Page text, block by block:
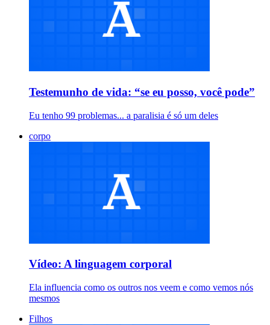
Testemunho de vida: “se eu posso, você pode”
Eu tenho 99 problemas... a paralisia é só um deles
corpo
Vídeo: A linguagem corporal
Ela influencia como os outros nos veem e como vemos nós
mesmos
Filhos